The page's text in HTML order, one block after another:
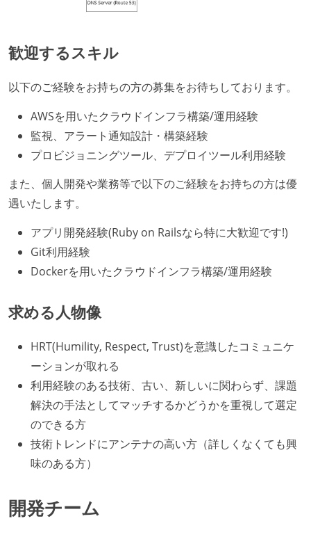
歓迎するスキル
以下のご経験をお持ちの方の募集をお待ちしております。
AWSを用いたクラウドインフラ構築/運用経験
監視、アラート通知設計・構築経験
プロビジョニングツール、デプロイツール利用経験
また、個人開発や業務等で以下のご経験をお持ちの方は優
遇いたします。
アプリ開発経験(Ruby on Railsなら特に大歓迎です!)
Git利用経験
Dockerを用いたクラウドインフラ構築/運用経験
求める人物像
HRT(Humility, Respect, Trust)を意識したコミュニケ
ーションが取れる
利用経験のある技術、古い、新しいに関わらず、課題
解決の手法としてマッチするかどうかを重視して選定
のできる方
技術トレンドにアンテナの高い方（詳しくなくても興
味のある方）
開発チーム